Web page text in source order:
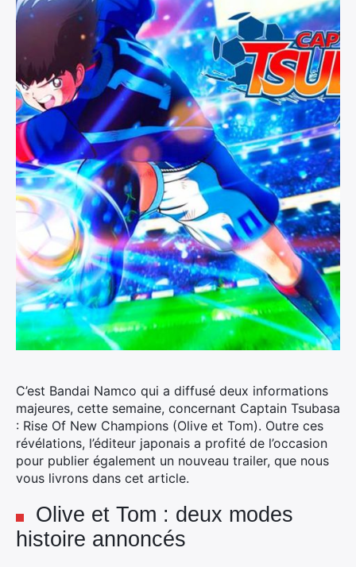
C’est Bandai Namco qui a diffusé deux informations
majeures, cette semaine, concernant Captain Tsubasa
: Rise Of New Champions (Olive et Tom). Outre ces
révélations, l’éditeur japonais a profité de l’occasion
pour publier également un nouveau trailer, que nous
vous livrons dans cet article.
Olive et Tom : deux modes
histoire annoncés